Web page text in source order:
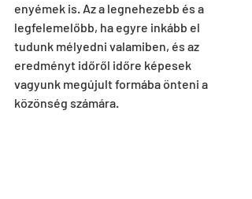
enyémek is. Az a legnehezebb és a
legfelemelőbb, ha egyre inkább el
tudunk mélyedni valamiben, és az
eredményt időről időre képesek
vagyunk megújult formába önteni a
közönség számára.